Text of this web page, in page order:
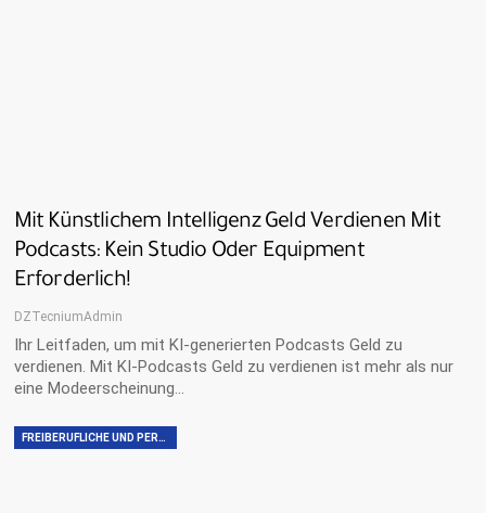
Mit Künstlichem Intelligenz Geld Verdienen Mit
Podcasts: Kein Studio Oder Equipment
Erforderlich!
DZTecniumAdmin
Ihr Leitfaden, um mit KI-generierten Podcasts Geld zu
verdienen. Mit KI-Podcasts Geld zu verdienen ist mehr als nur
eine Modeerscheinung…
FREIBERUFLICHE UND PERSÖNLICHE FÄHIGKEITEN